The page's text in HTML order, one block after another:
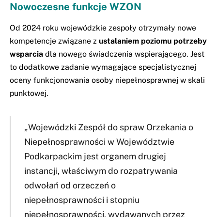
Nowoczesne funkcje WZON
Od 2024 roku wojewódzkie zespoły otrzymały nowe
kompetencje związane z ustalaniem poziomu potrzeby
wsparcia dla nowego świadczenia wspierającego. Jest
to dodatkowe zadanie wymagające specjalistycznej
oceny funkcjonowania osoby niepełnosprawnej w skali
punktowej.
„Wojewódzki Zespół do spraw Orzekania o
Niepełnosprawności w Województwie
Podkarpackim jest organem drugiej
instancji, właściwym do rozpatrywania
odwołań od orzeczeń o
niepełnosprawności i stopniu
niepełnosprawności, wydawanych przez